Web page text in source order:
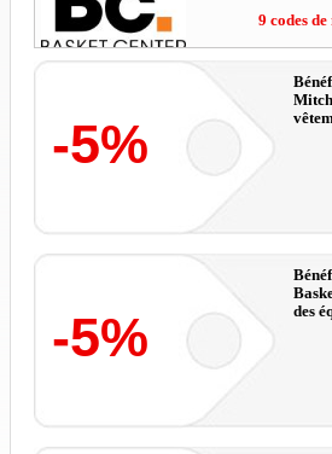
9 codes
-5%
-5%
des